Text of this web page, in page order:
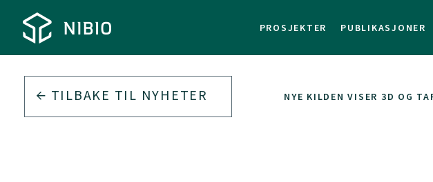
PROSJEKTER PUBLIKASJONER
TILBAKE TIL NYHETER NYE KILDEN VISER 3D OG